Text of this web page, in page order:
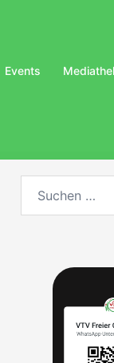
Events